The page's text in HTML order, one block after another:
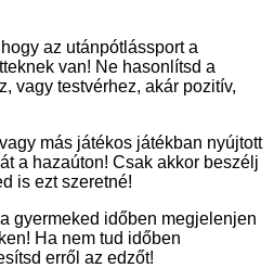
az utánpótlássport a
van! Ne hasonlítsd a
vagy testvérhez, akár pozitív,
más játékos játékban nyújtott
a hazaúton! Csak akkor beszélj
is ezt szeretné!
gyermeked időben megjelenjen
Ha nem tud időben
erről az edzőt!